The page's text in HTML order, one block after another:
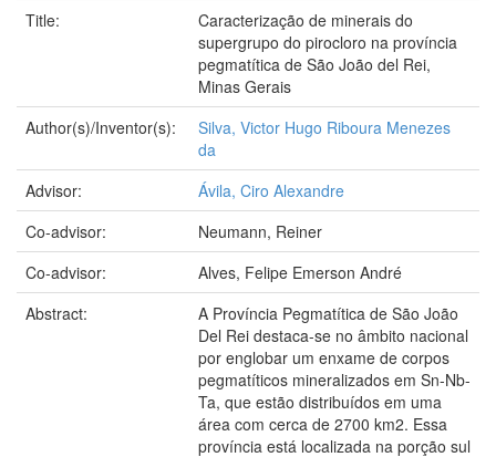
Title:
Caracterização de minerais do
supergrupo do pirocloro na província
pegmatítica de São João del Rei,
Minas Gerais
Author(s)/Inventor(s):
Silva, Victor Hugo Riboura Menezes
da
Advisor:
Ávila, Ciro Alexandre
Co-advisor:
Neumann, Reiner
Co-advisor:
Alves, Felipe Emerson André
Abstract:
A Província Pegmatítica de São João
Del Rei destaca-se no âmbito nacional
por englobar um enxame de corpos
pegmatíticos mineralizados em Sn-Nb-
Ta, que estão distribuídos em uma
área com cerca de 2700 km2. Essa
província está localizada na porção sul